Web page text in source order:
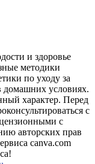
и здоровье
методики
по уходу за
домашних условиях.
характер. Перед
с
с
авторских прав
canva.com